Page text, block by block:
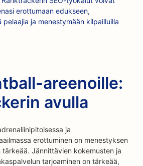
erottumaan edukseen,
pelaajia ja menestymään kilpailluilla
areenoille:
avulla
ja
erottuminen on menestyksen
Jännittävien kokemusten ja
tarjoaminen on tärkeää,